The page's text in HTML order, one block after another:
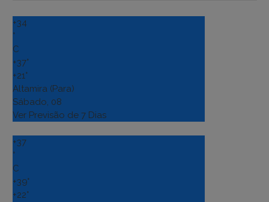
+34
°
C
+37°
+21°
Altamira (Para)
Sábado, 08
Ver Previsão de 7 Dias
+37
°
C
+39°
+22°